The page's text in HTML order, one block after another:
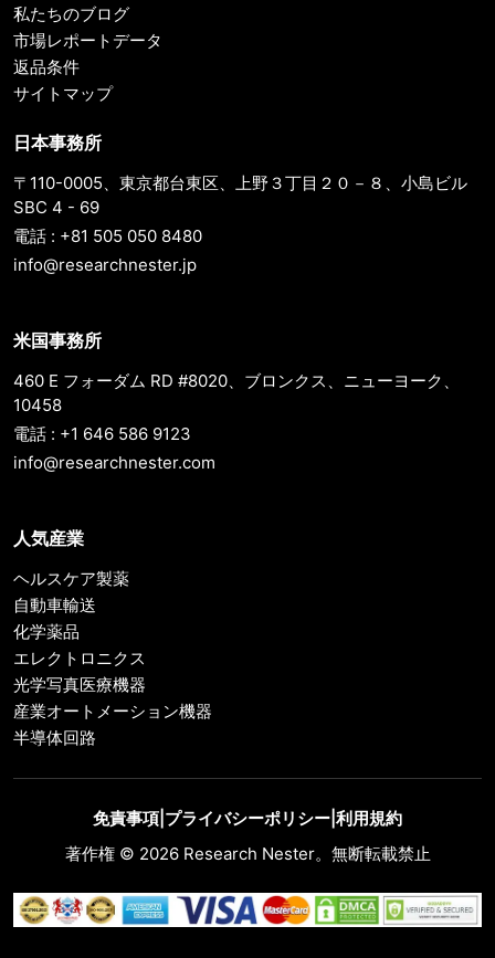
私たちのブログ
市場レポートデータ
返品条件
サイトマップ
日本事務所
〒110-0005、東京都台東区、上野３丁目２０－８、小島ビル
SBC 4 - 69
電話 : +81 505 050 8480
info@researchnester.jp
米国事務所
460 E フォーダム RD #8020、ブロンクス、ニューヨーク、
10458
電話 : +1 646 586 9123
info@researchnester.com
人気産業
ヘルスケア製薬
自動車輸送
化学薬品
エレクトロニクス
光学写真医療機器
産業オートメーション機器
半導体回路
免責事項 プライバシーポリシー 利用規約
著作権 © 2026 Research Nester。無断転載禁止